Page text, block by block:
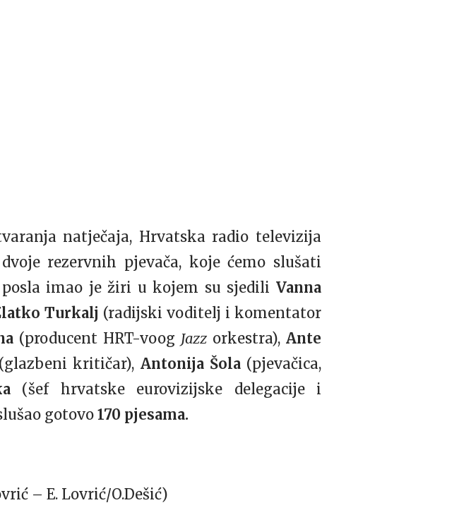
natječaja, Hrvatska radio televizija
rezervnih pjevača, koje ćemo slušati
posla imao je žiri u kojem su sjediliVanna
Turkalj (radijski voditelj i komentator
(producent HRT-voog Jazz orkestra),Ante
(glazbeni kritičar), Antonija Šola(pjevačica,
(šef hrvatske eurovizijske delegacije i
gotovo 170 pjesama.
– E. Lovrić/O.Dešić)